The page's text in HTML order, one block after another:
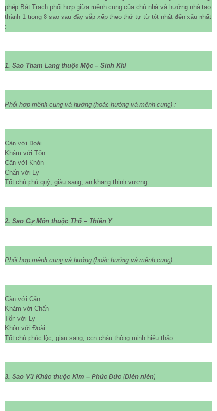
phép Bát Trạch phối hợp giữa mệnh cung của chủ nhà và hướng nhà tạo
thành 1 trong 8 sao sau đây sắp xếp theo thứ tự từ tốt nhất đến xấu nhất
:
1. Sao Tham Lang thuộc Mộc – Sinh Khí
Phối hợp mệnh cung và hướng (hoặc hướng và mệnh cung) :
Càn với Đoài
Khảm với Tốn
Cấn với Khôn
Chấn với Ly
Tốt chủ phú quý, giàu sang, an khang thịnh vượng
2. Sao Cự Môn thuộc Thổ – Thiên Y
Phối hợp mệnh cung và hướng (hoặc hướng và mệnh cung) :
Càn với Cấn
Khảm với Chấn
Tốn với Ly
Khôn với Đoài
Tốt chủ phúc lộc, giàu sang, con cháu thông minh hiếu thảo
3. Sao Vũ Khúc thuộc Kim – Phúc Đức (Diên niên)